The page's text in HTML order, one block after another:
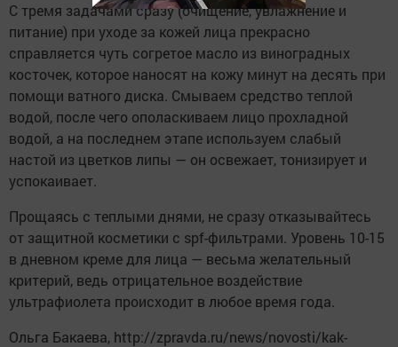
С тремя задачами сразу (очищение, увлажнение и
питание) при уходе за кожей лица прекрасно
справляется чуть согретое масло из виноградных
косточек, которое наносят на кожу минут на десять при
помощи ватного диска. Смываем средство теплой
водой, после чего ополаскиваем лицо прохладной
водой, а на последнем этапе используем слабый
настой из цветков липы — он освежает, тонизирует и
успокаивает.
Прощаясь с теплыми днями, не сразу отказывайтесь
от защитной косметики с spf-фильтрами. Уровень 10-15
в дневном креме для лица — весьма желательный
критерий, ведь отрицательное воздействие
ультрафиолета происходит в любое время года.
Ольга Бакаева, http://zpravda.ru/news/novosti/kak-